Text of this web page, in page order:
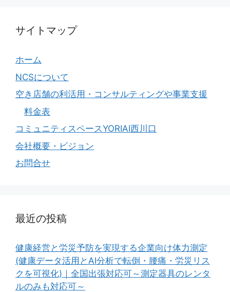
サイトマップ
ホーム
NCSについて
空き店舗の利活用・コンサルティングや事業支援
料金表
コミュニティスペースYORIAI西川口
会社概要・ビジョン
お問合せ
最近の投稿
健康経営と労災予防を実現する企業向け体力測定
(健康データ活用とAI分析で転倒・腰痛・労災リス
クを可視化)｜全国出張対応可～測定器具のレンタ
ルのみも対応可～